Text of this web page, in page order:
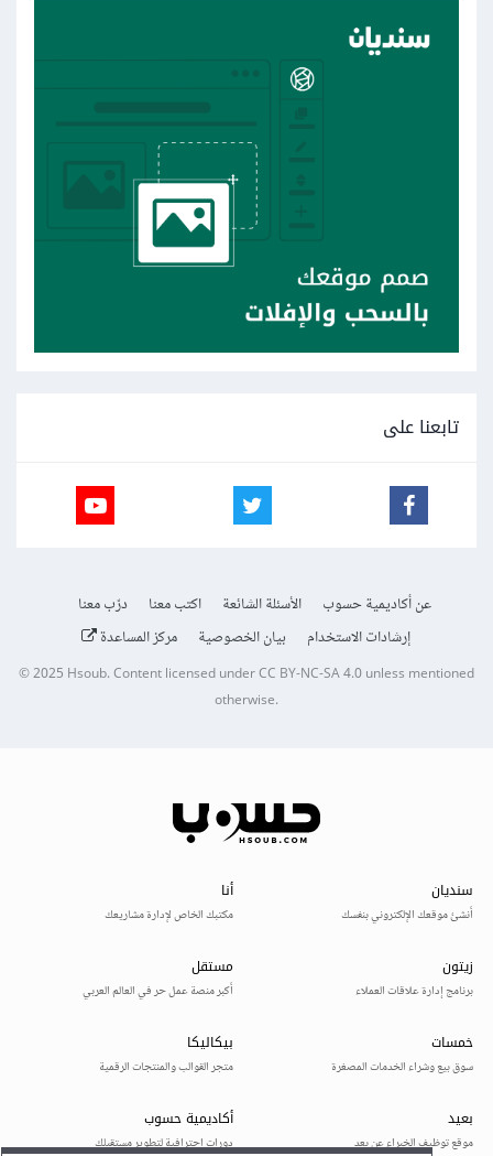
تابعنا على
عن أكاديمية حسوب الأسئلة الشائعة اكتب معنا
درّب معنا
إرشادات الاستخدام
بيان الخصوصية مركز المساعدة
© 2025Hsoub.Content licensed underCC BY-NC-SA 4.0unless mentioned
otherwise.